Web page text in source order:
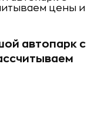
автопарк с